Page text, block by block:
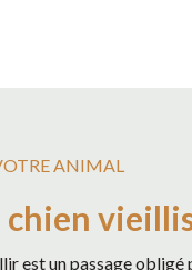
ANIMAL
chien
est un passage